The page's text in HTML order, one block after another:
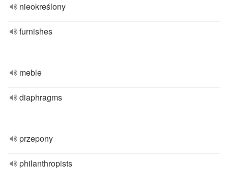
nieokreślony
furnishes
meble
diaphragms
przepony
philanthropists